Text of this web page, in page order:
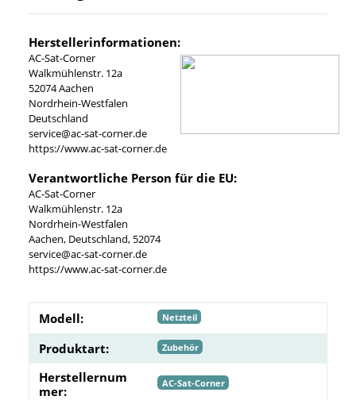
Herstellerinformationen:
AC-Sat-Corner
Walkmühlenstr. 12a
52074 Aachen
Nordrhein-Westfalen
Deutschland
service@ac-sat-corner.de
https://www.ac-sat-corner.de
Verantwortliche Person für die EU:
AC-Sat-Corner
Walkmühlenstr. 12a
Nordrhein-Westfalen
Aachen, Deutschland, 52074
service@ac-sat-corner.de
https://www.ac-sat-corner.de
Modell: Netzteil
Produktart: Zubehör
Herstellernum
mer:
AC-Sat-Corner